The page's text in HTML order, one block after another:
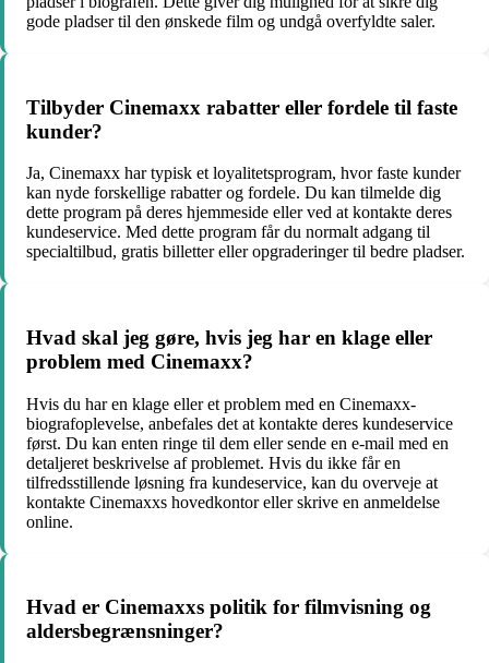
gode pladser til den ønskede film og undgå overfyldte saler.
Tilbyder Cinemaxx rabatter eller fordele til faste
kunder?
Ja, Cinemaxx har typisk et loyalitetsprogram, hvor faste kunder
kan nyde forskellige rabatter og fordele. Du kan tilmelde dig
dette program på deres hjemmeside eller ved at kontakte deres
kundeservice. Med dette program får du normalt adgang til
specialtilbud, gratis billetter eller opgraderinger til bedre pladser.
Hvad skal jeg gøre, hvis jeg har en klage eller
problem med Cinemaxx?
Hvis du har en klage eller et problem med en Cinemaxx-
biografoplevelse, anbefales det at kontakte deres kundeservice
først. Du kan enten ringe til dem eller sende en e-mail med en
detaljeret beskrivelse af problemet. Hvis du ikke får en
tilfredsstillende løsning fra kundeservice, kan du overveje at
kontakte Cinemaxxs hovedkontor eller skrive en anmeldelse
online.
Hvad er Cinemaxxs politik for filmvisning og
aldersbegrænsninger?